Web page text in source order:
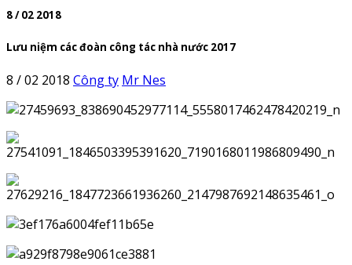
8 / 02 2018
Lưu niệm các đoàn công tác nhà nước 2017
8 / 02 2018 Công ty Mr Nes